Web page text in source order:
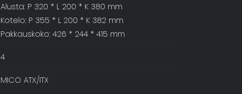
Alusta: P 320 * L 200 * K 380 mm
Kotelo: P 355 * L 200 * K 382 mm
Pakkauskoko: 426 * 244 * 415 mm
4
MICO ATX/ITX